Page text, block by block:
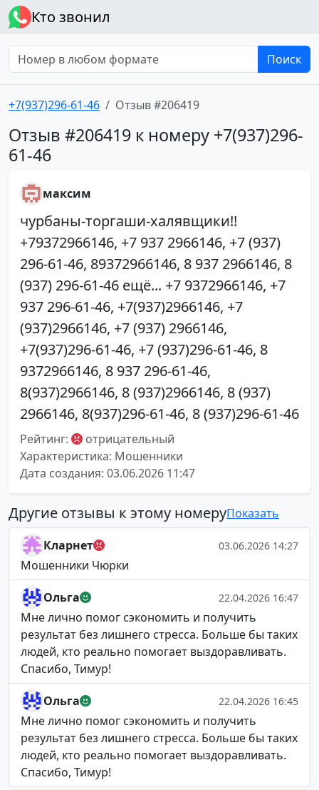
Кто звонил
Поиск
+7(937)296-61-46 Отзыв #206419
Отзыв #206419 к номеру +7(937)296-
61-46
максим
чурбаны-торгаши-халявщики!!
+79372966146, +7 937 2966146, +7 (937)
296-61-46, 89372966146, 8 937 2966146, 8
(937) 296-61-46 ещё... +7 9372966146, +7
937 296-61-46, +7(937)2966146, +7
(937)2966146, +7 (937) 2966146,
+7(937)296-61-46, +7 (937)296-61-46, 8
9372966146, 8 937 296-61-46,
8(937)2966146, 8 (937)2966146, 8 (937)
2966146, 8(937)296-61-46, 8 (937)296-61-46
Рейтинг:
отрицательный
Характеристика: Мошенники
Дата создания: 03.06.2026 11:47
Другие отзывы к этому номеруПоказать
Кларнет 03.06.2026 14:27
Мошенники Чюрки
Ольга 22.04.2026 16:47
Мне лично помог сэкономить и получить
результат без лишнего стресса. Больше бы таких
людей, кто реально помогает выздоравливать.
Спасибо, Тимур!
Ольга 22.04.2026 16:45
Мне лично помог сэкономить и получить
результат без лишнего стресса. Больше бы таких
людей, кто реально помогает выздоравливать.
Спасибо, Тимур!